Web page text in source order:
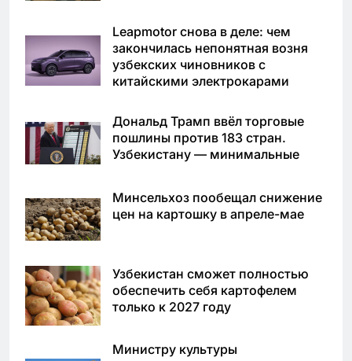
Leapmotor снова в деле: чем
закончилась непонятная возня
узбекских чиновников с
китайскими электрокарами
Дональд Трамп ввёл торговые
пошлины против 183 стран.
Узбекистану — минимальные
Минсельхоз пообещал снижение
цен на картошку в апреле-мае
Узбекистан сможет полностью
обеспечить себя картофелем
только к 2027 году
Министру культуры